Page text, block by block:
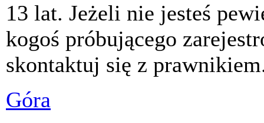
13 lat. Jeżeli nie jesteś
kogoś próbującego
skontaktuj się z
Góra